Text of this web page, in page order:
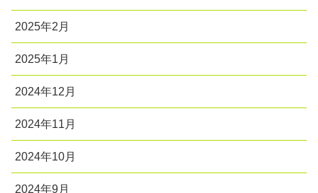
2025年2月
2025年1月
2024年12月
2024年11月
2024年10月
2024年9月